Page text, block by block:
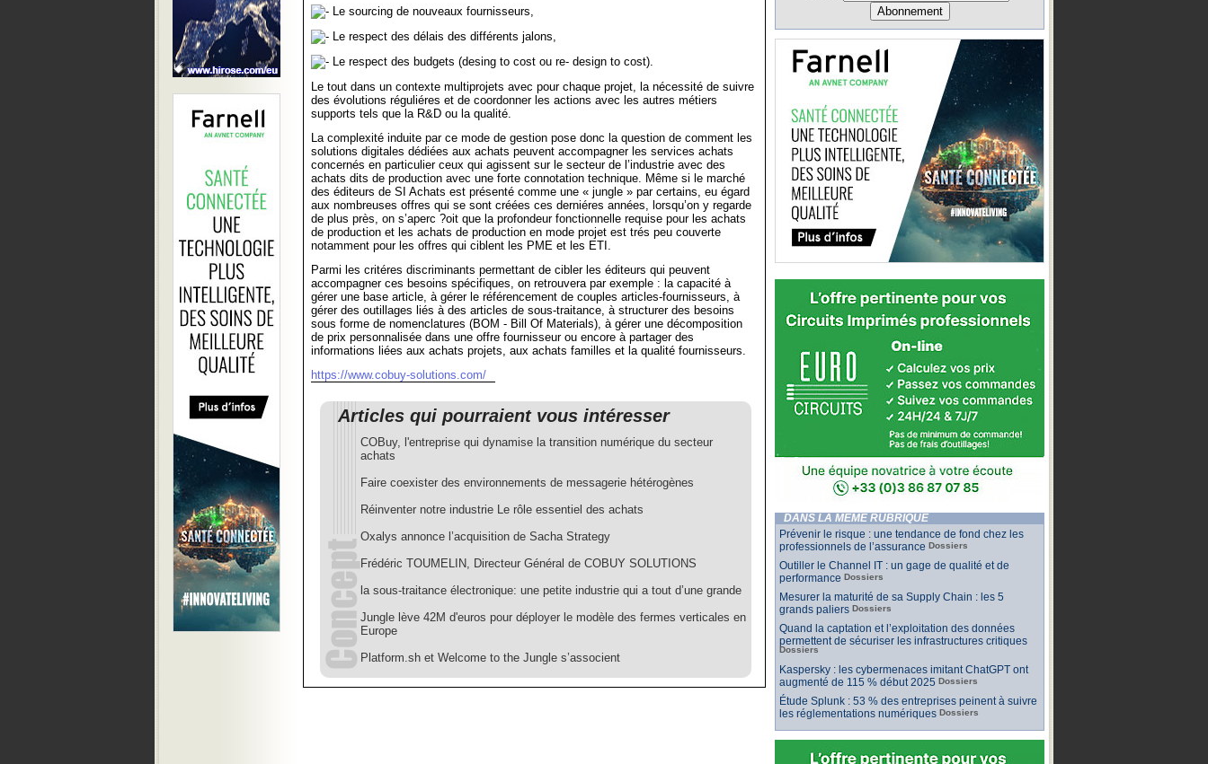
Le sourcing de nouveaux fournisseurs,
Le respect des délais des différents jalons,
Le respect des budgets (desing to cost ou re- design to cost).
Le tout dans un contexte multiprojets avec pour chaque projet, la nécessité de suivre
des évolutions réguliéres et de coordonner les actions avec les autres métiers
supports tels que la R&D ou la qualité.
La complexité induite par ce mode de gestion pose donc la question de comment les
solutions digitales dédiées aux achats peuvent accompagner les services achats
concernés en particulier ceux qui agissent sur le secteur de l’industrie avec des
achats dits de production avec une forte connotation technique. Même si le marché
des éditeurs de SI Achats est présenté comme une « jungle » par certains, eu égard
aux nombreuses offres qui se sont créées ces derniéres années, lorsqu’on y regarde
de plus près, on s’aperc ?oit que la profondeur fonctionnelle requise pour les achats
de production et les achats de production en mode projet est trés peu couverte
notamment pour les offres qui ciblent les PME et les ETI.
Parmi les critéres discriminants permettant de cibler les éditeurs qui peuvent
accompagner ces besoins spécifiques, on retrouvera par exemple : la capacité à
gérer une base article, à gérer le référencement de couples articles-fournisseurs, à
gérer des outillages liés à des articles de sous-traitance, à structurer des besoins
sous forme de nomenclatures (BOM - Bill Of Materials), à gérer une décomposition
de prix personnalisée dans une offre fournisseur ou encore à partager des
informations liées aux achats projets, aux achats familles et la qualité fournisseurs.
https://www.cobuy-solutions.com/
Articles qui pourraient vous intéresser
COBuy, l'entreprise qui dynamise la transition numérique du secteur
achats
Faire coexister des environnements de messagerie hétérogènes
Réinventer notre industrie Le rôle essentiel des achats
Oxalys annonce l’acquisition de Sacha Strategy
Frédéric TOUMELIN, Directeur Général de COBUY SOLUTIONS
la sous-traitance électronique: une petite industrie qui a tout d’une grande
Jungle lève 42M d'euros pour déployer le modèle des fermes verticales en
Europe
Platform.sh et Welcome to the Jungle s’associent
DANS LA MÊME RUBRIQUE
Prévenir le risque : une tendance de fond chez les
professionnels de l’assurance Dossiers
Outiller le Channel IT : un gage de qualité et de
performance Dossiers
Mesurer la maturité de sa Supply Chain : les 5
grands paliers Dossiers
Quand la captation et l’exploitation des données
permettent de sécuriser les infrastructures critiques
Dossiers
Kaspersky : les cybermenaces imitant ChatGPT ont
augmenté de 115 % début 2025 Dossiers
Étude Splunk : 53 % des entreprises peinent à suivre
les réglementations numériques Dossiers